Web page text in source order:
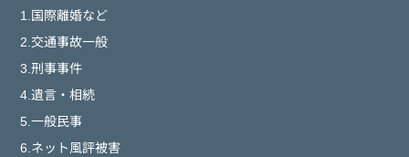
1.国際離婚など
2.交通事故一般
3.刑事事件
4.遺言・相続
5.一般民事
6.ネット風評被害